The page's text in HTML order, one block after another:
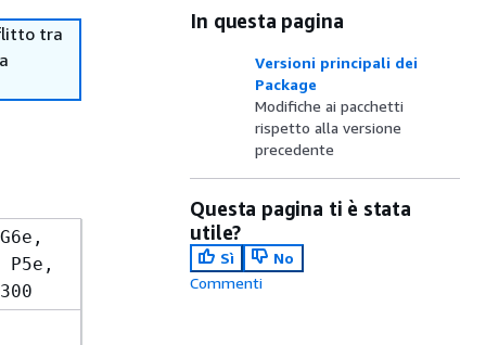
tra
In questa pagina
Versioni principali dei
Package
Modifiche ai pacchetti
rispetto alla versione
precedente
Questa pagina ti è stata
utile?
Sì
No
Commenti